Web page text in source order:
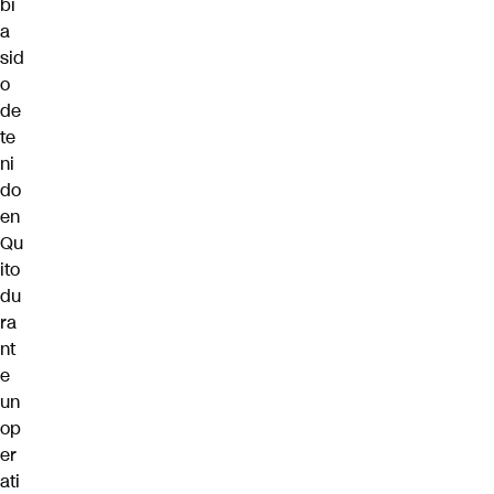
bí
a
sid
o
de
te
ni
do
en
Qu
ito
du
ra
nt
e
un
op
er
ati